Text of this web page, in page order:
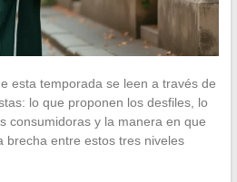
esta temporada se leen a través de
lo que proponen los desfiles, lo
consumidoras y la manera en que
brecha entre estos tres niveles